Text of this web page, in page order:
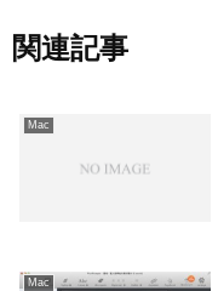
関連記事
Mac
Mac